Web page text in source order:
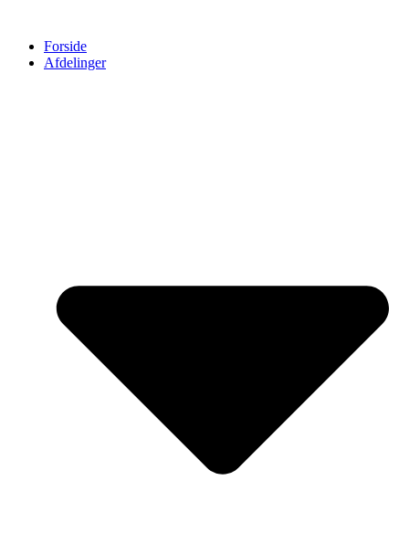
Forside
Afdelinger